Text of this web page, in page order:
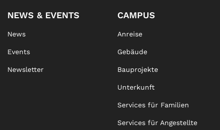
NEWS & EVENTS
News
Events
Newsletter
CAMPUS
Anreise
Gebäude
Bauprojekte
Unterkunft
Services für Familien
Services für Angestellte